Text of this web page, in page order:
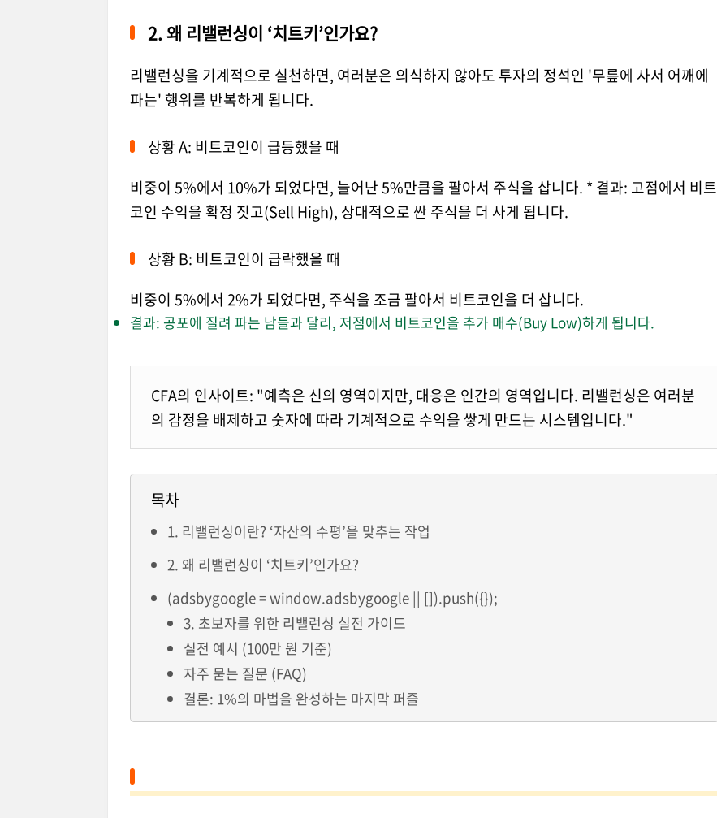
2. 왜 리밸런싱이 ‘치트키’인가요?
리밸런싱을 기계적으로 실천하면, 여러분은 의식하지 않아도 투자의 정석인 '무릎에 사서 어깨에
파는' 행위를 반복하게 됩니다.
상황 A: 비트코인이 급등했을 때
비중이 5%에서 10%가 되었다면, 늘어난 5%만큼을 팔아서 주식을 삽니다. * 결과: 고점에서 비트
코인 수익을 확정 짓고(Sell High), 상대적으로 싼 주식을 더 사게 됩니다.
상황 B: 비트코인이 급락했을 때
비중이 5%에서 2%가 되었다면, 주식을 조금 팔아서 비트코인을 더 삽니다.
결과: 공포에 질려 파는 남들과 달리, 저점에서 비트코인을 추가 매수(Buy Low)하게 됩니다.
CFA의 인사이트: "예측은 신의 영역이지만, 대응은 인간의 영역입니다. 리밸런싱은 여러분
의 감정을 배제하고 숫자에 따라 기계적으로 수익을 쌓게 만드는 시스템입니다."
목차
1. 리밸런싱이란? ‘자산의 수평’을 맞추는 작업
2. 왜 리밸런싱이 ‘치트키’인가요?
(adsbygoogle = window.adsbygoogle || []).push({});
3. 초보자를 위한 리밸런싱 실전 가이드
실전 예시 (100만 원 기준)
자주 묻는 질문 (FAQ)
결론: 1%의 마법을 완성하는 마지막 퍼즐